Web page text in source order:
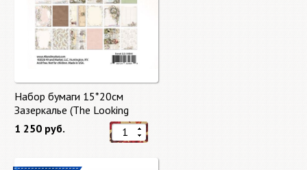
Набор бумаги 15*20см
Зазеркалье (The Looking
Glass) 27 листов от 49 Market
1 250 руб.